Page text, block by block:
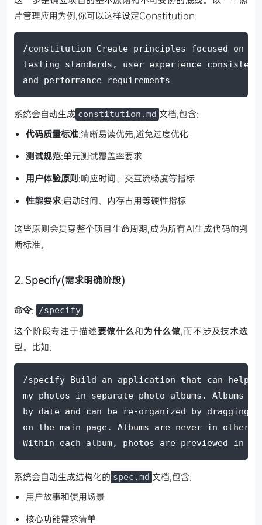
片管理应用为例,你可以这样设定Constitution:
/constitution Create principles focused on
testing standards, user experience
and performance requirements
系统会自动生成 constitution.md 文档,包含:
代码质量标准:清晰易读优先,避免过度优化
测试规范:单元测试覆盖率要求
用户体验原则:响应时间、交互流畅度等指标
性能要求:启动时间、内存占用等硬性指标
这些原则会贯穿整个项目生命周期,成为所有AI生成代码的判
断标准。
2. Specify(需求明确阶段)
命令: /specify
这个阶段专注于描述要做什么和为什么做,而不涉及技术选
型。比如:
/specify Build an application that can help
my photos in separate photo albums. Albums
by date and can be re-organized by dragging
on the main page. Albums are never in other
Within each album, photos are previewed
系统会自动生成结构化的 spec.md 文档,包含:
用户故事和使用场景
核心功能需求清单